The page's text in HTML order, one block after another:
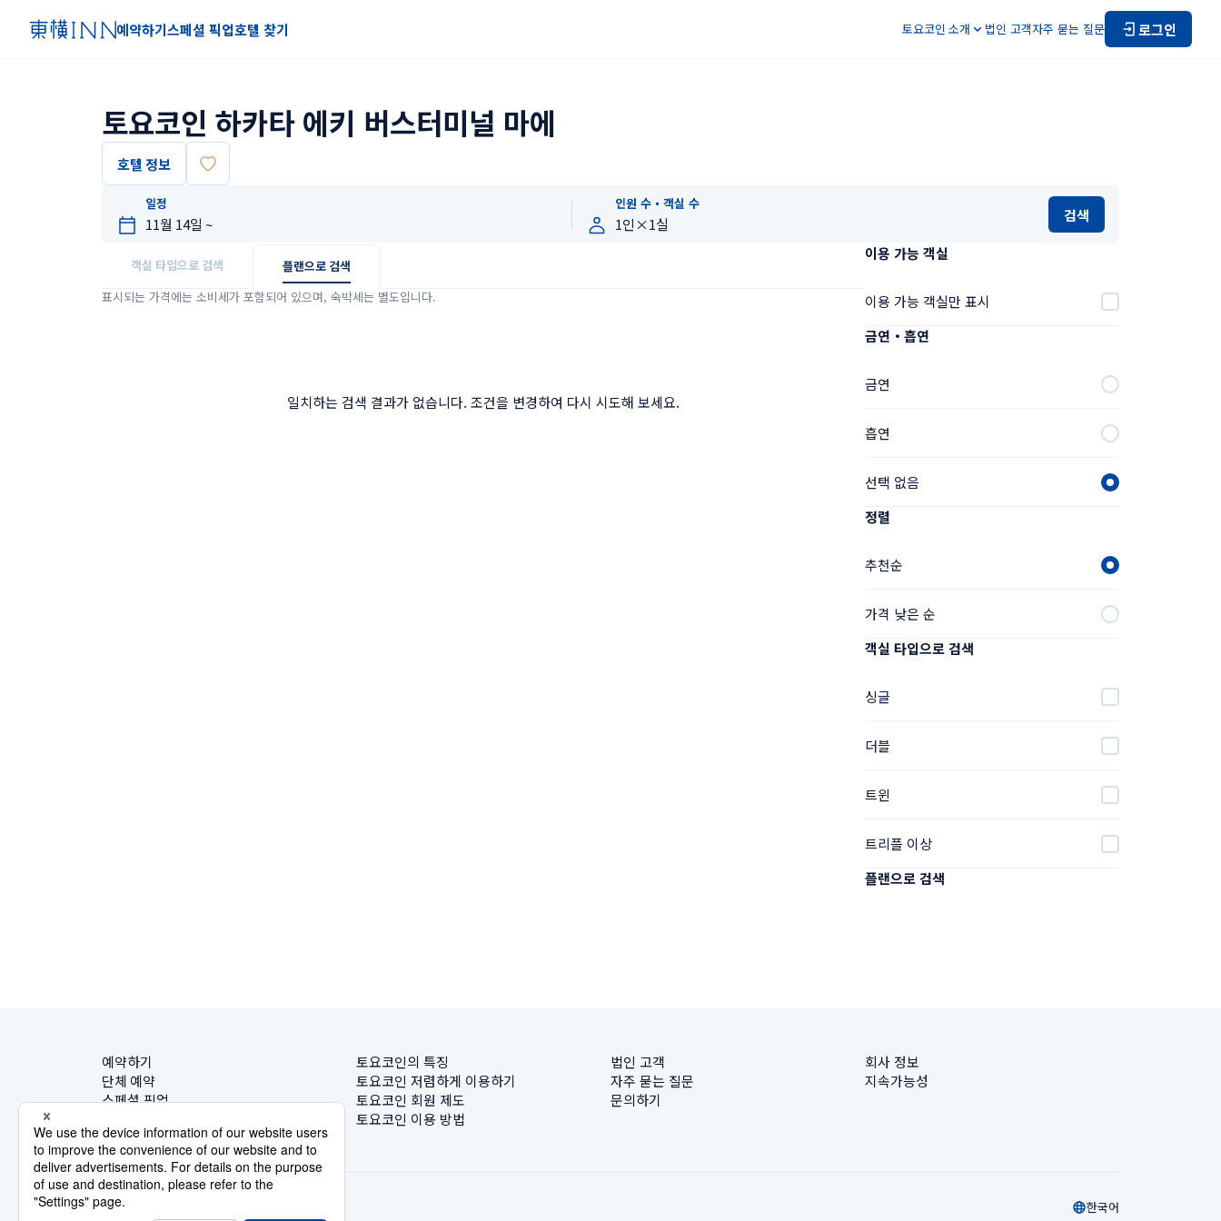
예약하기스페셜 픽업호텔 찾기 토요코인 소개 법인 고객자주 묻는 질문 로그인
토요코인 하카타 에키 버스터미널 마에
호텔 정보
일정 인원 수・객실 수
검색
객실 타입으로 검색
플랜으로 검색
표시되는 가격에는 소비세가 포함되어 있으며, 숙박세는 별도입니다.
일치하는 검색 결과가 없습니다. 조건을 변경하여 다시 시도해 보세요.
이용 가능 객실
이용 가능 객실만 표시
금연・흡연
금연
흡연
선택 없음
정렬
추천순
가격 낮은 순
객실 타입으로 검색
싱글
더블
트윈
트리플 이상
플랜으로 검색
예약하기
단체 예약
스페셜 픽업
토요코인의 특징
토요코인 저렴하게 이용하기
토요코인 회원 제도
토요코인 이용 방법
법인 고객
자주 묻는 질문
문의하기
회사 정보
지속가능성
한국어